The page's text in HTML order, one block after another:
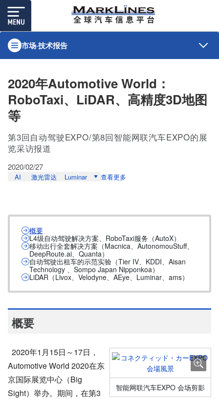
市场·技术报告
2020年Automotive World：
RoboTaxi、LiDAR、高精度3D地图
等
第3回自动驾驶EXPO/第8回智能网联汽车EXPO的展
览采访报道
2020/02/27
AI 激光雷达 Luminar 查看更多
概要
L4级自动驾驶解决方案、RoboTaxi服务（AutoX）
移动出行全套解决方案（Macnica、AutonomouStuff、
DeepRoute.ai、Quanta）
自动驾驶出租车的示范实验（Tier IV、KDDI、Aisan
Technology 、Sompo Japan Nipponkoa）
LiDAR（Livox、Velodyne、AEye、Luminar、ams）
概要
智能网联汽车EXPO 会场剪影
2020年1月15日～17日，
Automotive World 2020在东
京国际展览中心（Big
Sight）举办。期间，在第3